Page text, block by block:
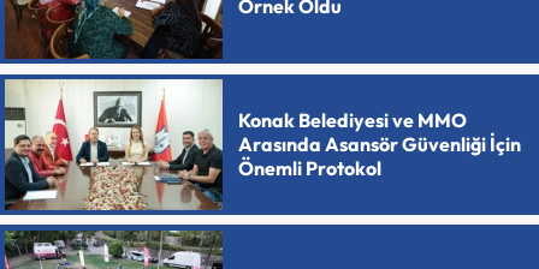
Örnek Oldu
Konak Belediyesi ve MMO
Arasında Asansör Güvenliği İçin
Önemli Protokol